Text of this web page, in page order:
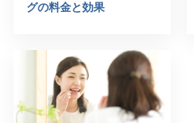
グの料金と効果